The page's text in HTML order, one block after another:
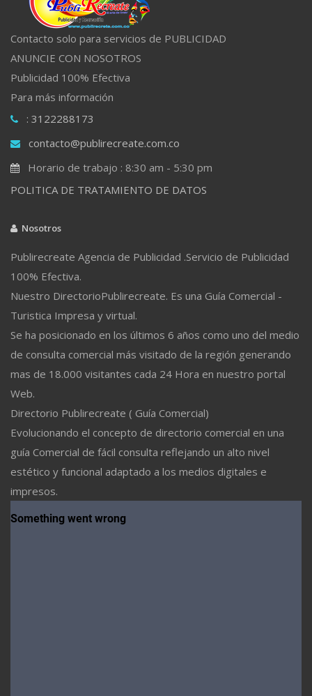
Contacto solo para servicios de PUBLICIDAD
ANUNCIE CON NOSOTROS
Publicidad 100% Efectiva
Para más información
: 3122288173
contacto@publirecreate.com.co
Horario de trabajo : 8:30 am - 5:30 pm
POLITICA DE TRATAMIENTO DE DATOS
Nosotros
Publirecreate Agencia de Publicidad .Servicio de Publicidad
100% Efectiva.
Nuestro DirectorioPublirecreate. Es una Guía Comercial -
Turistica Impresa y virtual.
Se ha posicionado en los últimos 6 años como uno del medio
de consulta comercial más visitado de la región generando
mas de 18.000 visitantes cada 24 Hora en nuestro portal
Web.
Directorio Publirecreate ( Guía Comercial)
Evolucionando el concepto de directorio comercial en una
guía Comercial de fácil consulta reflejando un alto nivel
estético y funcional adaptado a los medios digitales e
impresos.